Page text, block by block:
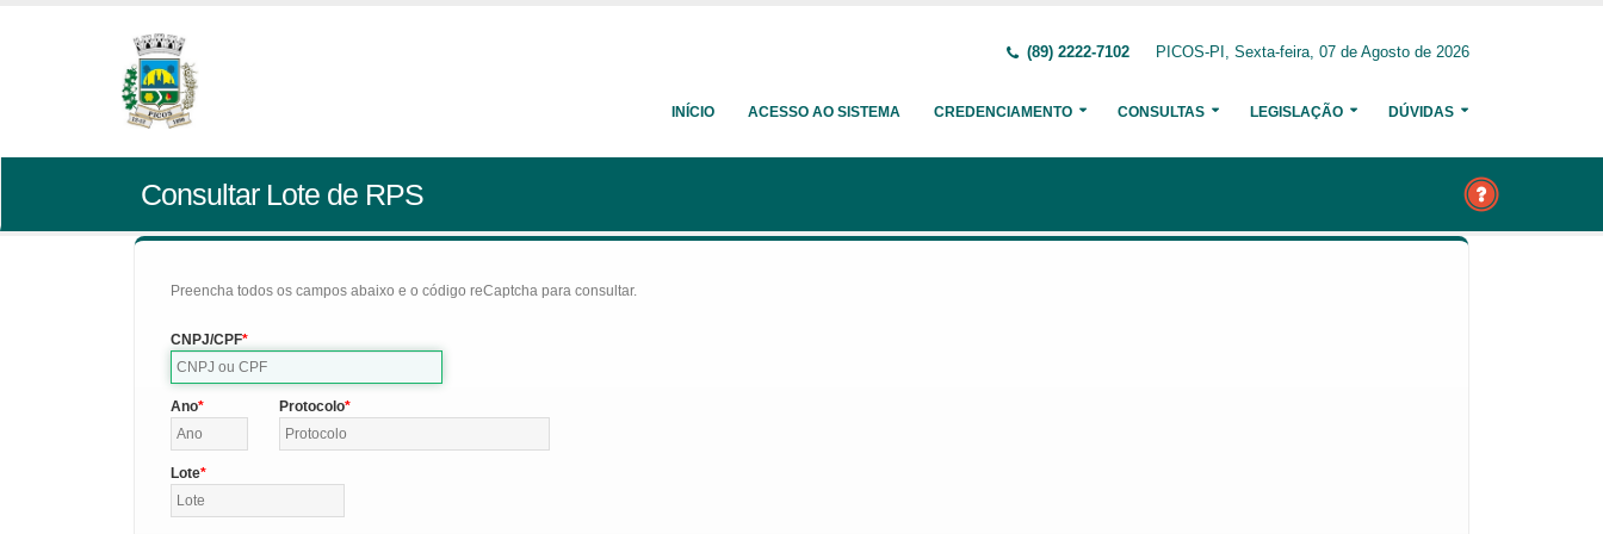
(89) 2222-7102 PICOS-PI, Sexta-feira, 07 de Agosto de 2026
INÍCIO ACESSO AO SISTEMA CREDENCIAMENTO CONSULTAS LEGISLAÇÃO DÚVIDAS
Consultar Lote de RPS
Preencha todos os campos abaixo e o código reCaptcha para consultar.
CNPJ/CPF
Ano Protocolo
Lote